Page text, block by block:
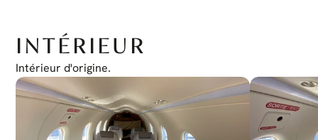
INTÉRIEUR
Intérieur d'origine.